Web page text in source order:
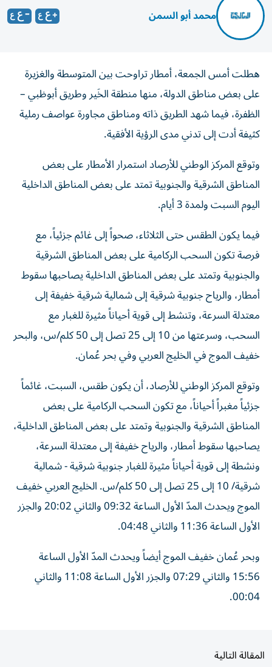
محمد أبو السمن
هطلت أمس الجمعة، أمطار تراوحت بين المتوسطة والغزيرة
على بعض مناطق الدولة، منها منطقة الخَير وطريق أبوظبي –
الظفرة، فيما شهد الطريق ذاته ومناطق مجاورة عواصف رملية
كثيفة أدت إلى تدني مدى الرؤية الأفقية.
وتوقع المركز الوطني للأرصاد استمرار الأمطار على بعض
المناطق الشرقية والجنوبية تمتد على بعض المناطق الداخلية
اليوم السبت ولمدة 3 أيام.
فيما يكون الطقس حتى الثلاثاء، صحواً إلى غائم جزئياً، مع
فرصة تكون السحب الركامية على بعض المناطق الشرقية
والجنوبية وتمتد على بعض المناطق الداخلية يصاحبها سقوط
أمطار، والرياح جنوبية شرقية إلى شمالية شرقية خفيفة إلى
معتدلة السرعة، وتنشط إلى قوية أحياناً مثيرة للغبار مع
السحب، وسرعتها من 10 إلى 25 تصل إلى 50 كلم/س، والبحر
خفيف الموج في الخليج العربي وفي بحر عُمان.
وتوقع المركز الوطني للأرصاد، أن يكون طقس، السبت، غائماً
جزئياً مغبراً أحياناً، مع تكون السحب الركامية على بعض
المناطق الشرقية والجنوبية وتمتد على بعض المناطق الداخلية،
يصاحبها سقوط أمطار، والرياح خفيفة إلى معتدلة السرعة،
ونشطة إلى قوية أحياناً مثيرة للغبار جنوبية شرقية - شمالية
شرقية/ 10 إلى 25 تصل إلى 50 كلم/س. الخليج العربي خفيف
الموج ويحدث المدّ الأول الساعة 09:32 والثاني 20:02 والجزر
الأول الساعة 11:36 والثاني 04:48.
وبحر عُمان خفيف الموج أيضاً ويحدث المدّ الأول الساعة
15:56 والثاني 07:29 والجزر الأول الساعة 11:08 والثاني
00:04.
المقالة التالية